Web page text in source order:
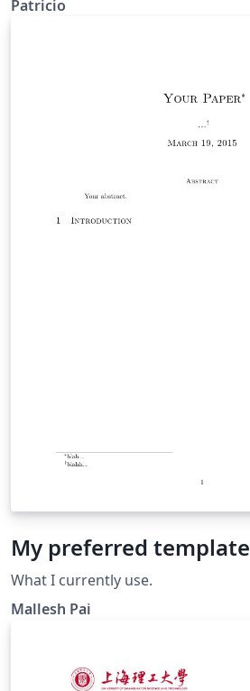
Patricio
My preferred template
What I currently use.
Mallesh Pai